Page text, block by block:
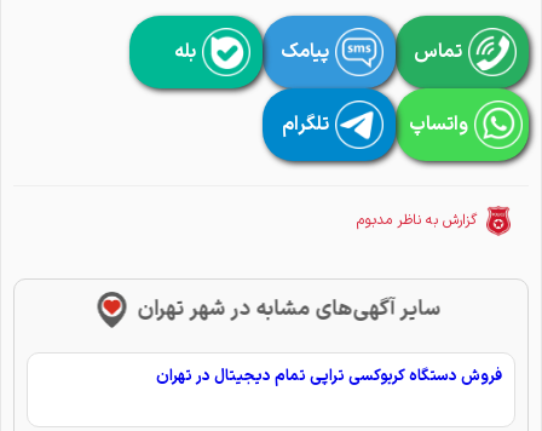
تماس پیامک بله
واتساپ تلگرام
گزارش به ناظر مدبوم
سایر آگهی‌های مشابه در شهر تهران
فروش دستگاه کربوکسی تراپی تمام دیجیتال در تهران